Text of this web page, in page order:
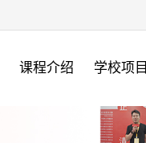
课程介绍 学校项目